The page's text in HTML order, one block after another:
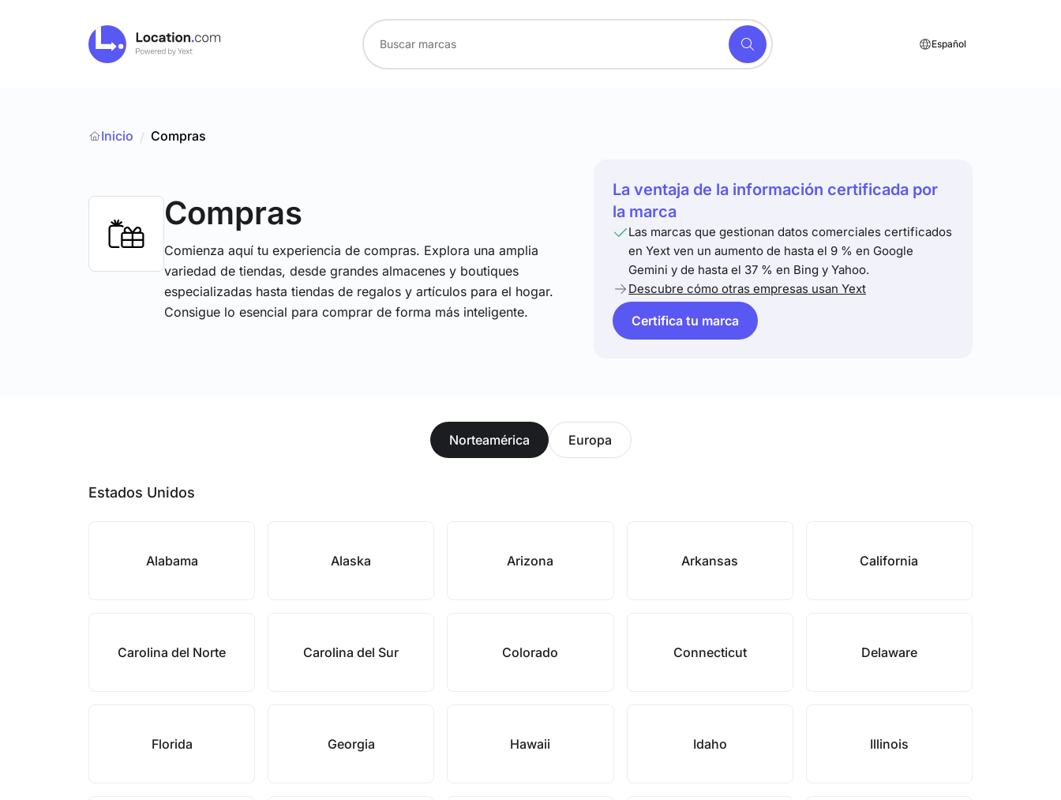
Español
Inicio / Compras
Compras
Comienza aquí tu experiencia de compras. Explora una amplia
variedad de tiendas, desde grandes almacenes y boutiques
especializadas hasta tiendas de regalos y artículos para el hogar.
Consigue lo esencial para comprar de forma más inteligente.
La ventaja de la información certificada por
la marca
Las marcas que gestionan datos comerciales certificados
en Yext ven un aumento de hasta el 9 % en Google
Gemini y de hasta el 37 % en Bing y Yahoo.
Descubre cómo otras empresas usan Yext
Certifica tu marca
Norteamérica Europa
Estados Unidos
Alabama Alaska Arizona Arkansas California
Carolina del Norte Carolina del Sur Colorado Connecticut Delaware
Florida Georgia Hawaii Idaho Illinois